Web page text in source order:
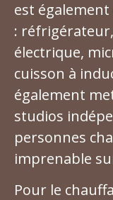
est
:
électrique,
cuisson à
également
studios
personnes
imprenable
Pour le